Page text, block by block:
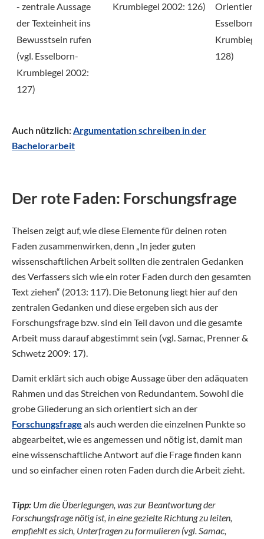
- zentrale Aussage
der Texteinheit ins
Bewusstsein rufen
(vgl. Esselborn-
Krumbiegel 2002:
127)
Krumbiegel 2002: 126)
Esselborn-
128)
Auch nützlich:Argumentation schreiben in der
Bachelorarbeit
Der rote Faden: Forschungsfrage
Theisen zeigt auf, wie diese Elemente für deinen roten
Faden zusammenwirken, denn „In jeder guten
wissenschaftlichen Arbeit sollten die zentralen Gedanken
des Verfassers sich wie ein roter Faden durch den gesamten
Text ziehen“ (2013: 117). Die Betonung liegt hier auf den
zentralen Gedanken und diese ergeben sich aus der
Forschungsfrage bzw. sind ein Teil davon und die gesamte
Arbeit muss darauf abgestimmt sein (vgl. Samac, Prenner &
Schwetz 2009: 17).
Damit erklärt sich auch obige Aussage über den adäquaten
Rahmen und das Streichen von Redundantem. Sowohl die
grobe Gliederung an sich orientiert sich an der
Forschungsfrage als auch werden die einzelnen Punkte so
abgearbeitet, wie es angemessen und nötig ist, damit man
eine wissenschaftliche Antwort auf die Frage finden kann
und so einfacher einen roten Faden durch die Arbeit zieht.
Tipp: Um die Überlegungen, was zur Beantwortung der
Forschungsfrage nötig ist, in eine gezielte Richtung zu leiten,
empfiehlt es sich, Unterfragen zu formulieren (vgl. Samac,